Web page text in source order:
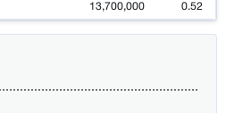
13,700,000 0.52